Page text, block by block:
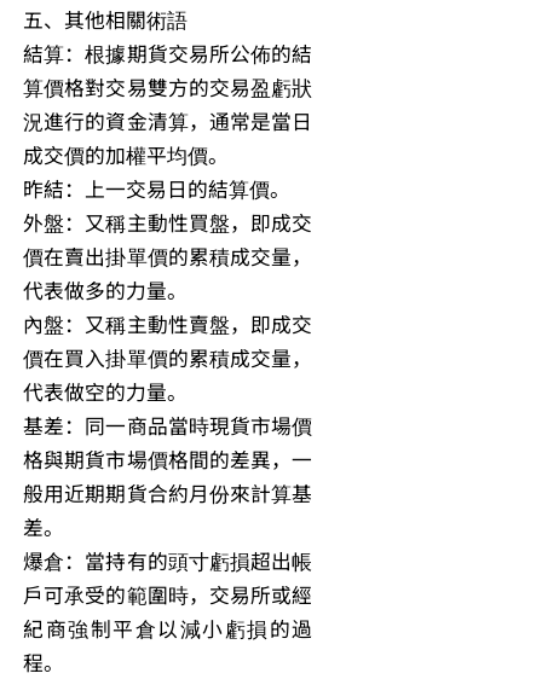
五、其他相關術語
結算：根據期貨交易所公佈的結
算價格對交易雙方的交易盈虧狀
況進行的資金清算，通常是當日
成交價的加權平均價。
昨結：上一交易日的結算價。
外盤：又稱主動性買盤，即成交
價在賣出掛單價的累積成交量，
代表做多的力量。
內盤：又稱主動性賣盤，即成交
價在買入掛單價的累積成交量，
代表做空的力量。
基差：同一商品當時現貨市場價
格與期貨市場價格間的差異，一
般用近期期貨合約月份來計算基
差。
爆倉：當持有的頭寸虧損超出帳
戶可承受的範圍時，交易所或經
紀商強制平倉以減小虧損的過
程。